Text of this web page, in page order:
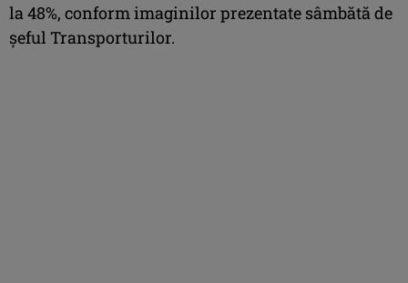
la 48%, conform imaginilor prezentate sâmbătă de
șeful Transporturilor.